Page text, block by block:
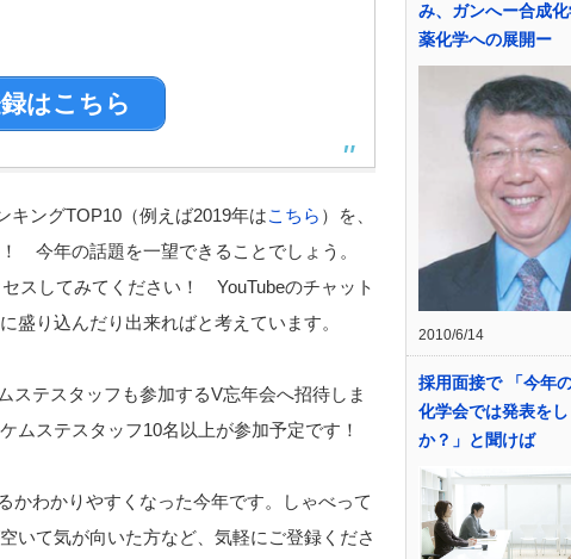
はこちら
キングTOP10（例えば2019年はこちら ）を、
今年の話題を一望できることでしょう。
スしてみてください！ YouTubeのチャット
盛り込んだり出来ればと考えています。
ステスタッフも参加するV忘年会へ招待しま
ムステスタッフ10名以上が参加予定です！
かわかりやすくなった今年です。しゃべって
いて気が向いた方など、気軽にご登録くださ
み、ガンへー合成
薬化学への展開ー
2010/6/14
採用面接で 「今年
化学会では発表を
か？」と聞けば